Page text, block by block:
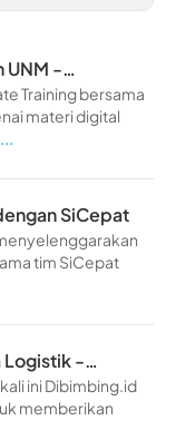
UNM -
Training bersama
materi digital
SiCepat
tim SiCepat
Logistik -
ini Dibimbing.id
memberikan